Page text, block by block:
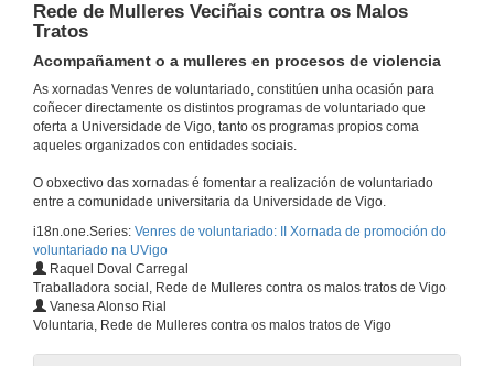
Rede de Mulleres Veciñais contra os Malos
Tratos
Acompañament o a mulleres en procesos de violencia
As xornadas Venres de voluntariado, constitúen unha ocasión para
coñecer directamente os distintos programas de voluntariado que
oferta a Universidade de Vigo, tanto os programas propios coma
aqueles organizados con entidades sociais.
O obxectivo das xornadas é fomentar a realización de voluntariado
entre a comunidade universitaria da Universidade de Vigo.
i18n.one.Series: Venres de voluntariado: II Xornada de promoción do
voluntariado na UVigo
Raquel Doval Carregal
Traballadora social, Rede de Mulleres contra os malos tratos de Vigo
Vanesa Alonso Rial
Voluntaria, Rede de Mulleres contra os malos tratos de Vigo